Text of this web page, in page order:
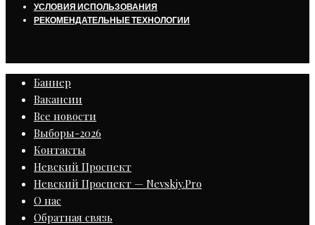
УСЛОВИЯ ИСПОЛЬЗОВАНИЯ
РЕКОМЕНДАТЕЛЬНЫЕ ТЕХНОЛОГИИ
Баннер
Вакансии
Все новости
Выборы-2026
Контакты
Невский Проспект
Невский Проспект — Nevskiy.Pro
О нас
Обратная связь